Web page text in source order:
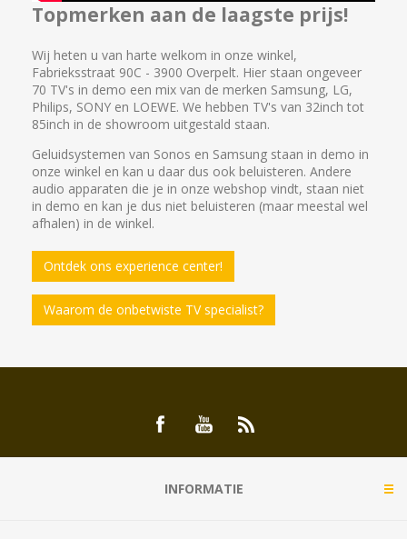
Topmerken aan de laagste prijs!
Wij heten u van harte welkom in onze winkel,
Fabrieksstraat 90C - 3900 Overpelt. Hier staan ongeveer
70 TV's in demo een mix van de merken Samsung, LG,
Philips, SONY en LOEWE. We hebben TV's van 32inch tot
85inch in de showroom uitgestald staan.
Geluidsystemen van Sonos en Samsung staan in demo in
onze winkel en kan u daar dus ook beluisteren. Andere
audio apparaten die je in onze webshop vindt, staan niet
in demo en kan je dus niet beluisteren (maar meestal wel
afhalen) in de winkel.
Ontdek ons experience center!
Waarom de onbetwiste TV specialist?
INFORMATIE